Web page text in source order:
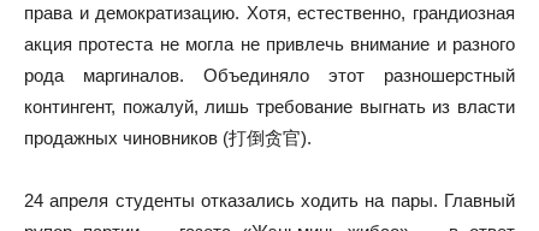
права и демократизацию. Хотя, естественно, грандиозная
акция протеста не могла не привлечь внимание и разного
рода маргиналов. Объединяло этот разношерстный
контингент, пожалуй, лишь требование выгнать из власти
продажных чиновников (打倒贪官).
24 апреля студенты отказались ходить на пары. Главный